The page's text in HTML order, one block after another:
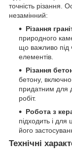
точність різання.
незамінний:
Різання
природного
що важливо під
елементів.
Різання
бетону,
придатним для
робіт.
Робота з
підходить і
його
Технічні